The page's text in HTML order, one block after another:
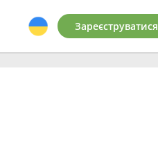
Зареєструватися